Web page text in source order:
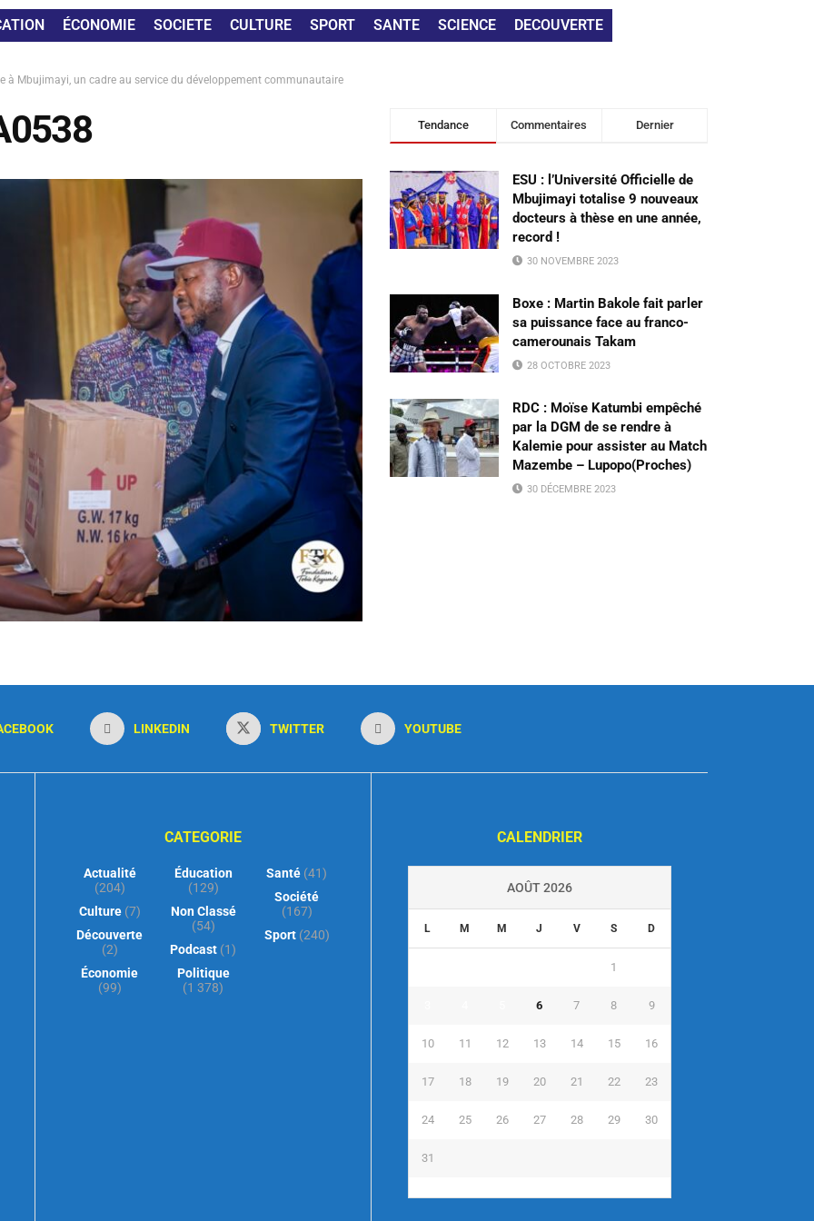
ÉCONOMIE SOCIETE CULTURE SPORT SANTE SCIENCE DECOUVERTE
à Mbujimayi, un cadre au service du développement communautaire
Tendance Commentaires Dernier
ESU : l’Université Officielle de
Mbujimayi totalise 9 nouveaux
docteurs à thèse en une année,
record !
30 NOVEMBRE 2023
Boxe : Martin Bakole fait parler
sa puissance face au franco-
camerounais Takam
28 OCTOBRE 2023
RDC : Moïse Katumbi empêché
par la DGM de se rendre à
Kalemie pour assister au Match
Mazembe – Lupopo(Proches)
30 DÉCEMBRE 2023
LINKEDIN TWITTER YOUTUBE
CATEGORIE
Actualité
(204)
Culture(7)
Découverte
(2)
Économie
(99)
Éducation
(129)
Non Classé
(54)
Podcast (1)
Politique
(1 378)
Santé (41)
Société
(167)
Sport(240)
CALENDRIER
AOÛT 2026
L M M J V S D
1
6 7 8 9
10 11 12 13 14 15 16
17 18 19 20 21 22 23
24 25 26 27 28 29 30
31